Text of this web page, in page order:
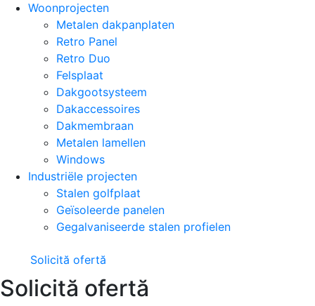
Woonprojecten
Metalen dakpanplaten
Retro Panel
Retro Duo
Felsplaat
Dakgootsysteem
Dakaccessoires
Dakmembraan
Metalen lamellen
Windows
Industriële projecten
Stalen golfplaat
Geïsoleerde panelen
Gegalvaniseerde stalen profielen
Solicită ofertă
Solicită ofertă